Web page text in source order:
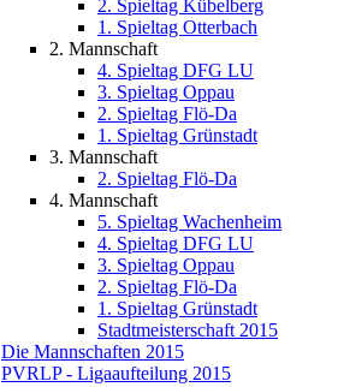
2. Spieltag Kübelberg
1. Spieltag Otterbach
2. Mannschaft
4. Spieltag DFG LU
3. Spieltag Oppau
2. Spieltag Flö-Da
1. Spieltag Grünstadt
3. Mannschaft
2. Spieltag Flö-Da
4. Mannschaft
5. Spieltag Wachenheim
4. Spieltag DFG LU
3. Spieltag Oppau
2. Spieltag Flö-Da
1. Spieltag Grünstadt
Stadtmeisterschaft 2015
Die Mannschaften 2015
PVRLP - Ligaaufteilung 2015